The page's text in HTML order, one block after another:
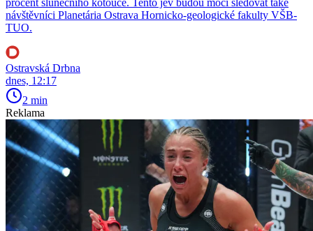
návštěvníci Planetária Ostrava Hornicko-geologické fakulty VŠB-
TUO.
Ostravská Drbna
dnes, 12:17
2 min
Reklama